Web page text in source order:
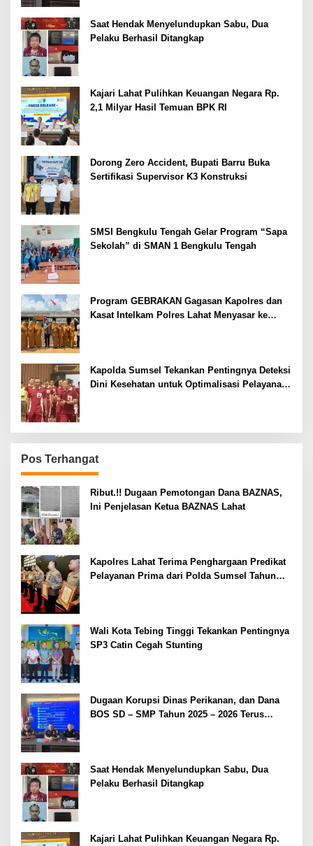
Saat Hendak Menyelundupkan Sabu, Dua
Pelaku Berhasil Ditangkap
Kajari Lahat Pulihkan Keuangan Negara Rp.
2,1 Milyar Hasil Temuan BPK RI
Dorong Zero Accident, Bupati Barru Buka
Sertifikasi Supervisor K3 Konstruksi
SMSI Bengkulu Tengah Gelar Program “Sapa
Sekolah” di SMAN 1 Bengkulu Tengah
Program GEBRAKAN Gagasan Kapolres dan
Kasat Intelkam Polres Lahat Menyasar ke
Kapolda Sumsel Tekankan Pentingnya Deteksi
Dini Kesehatan untuk Optimalisasi Pelayanan
Pos Terhangat
Ribut.!! Dugaan Pemotongan Dana BAZNAS,
Ini Penjelasan Ketua BAZNAS Lahat
Kapolres Lahat Terima Penghargaan Predikat
Pelayanan Prima dari Polda Sumsel Tahun
Wali Kota Tebing Tinggi Tekankan Pentingnya
SP3 Catin Cegah Stunting
Dugaan Korupsi Dinas Perikanan, dan Dana
BOS SD – SMP Tahun 2025 – 2026 Terus
Saat Hendak Menyelundupkan Sabu, Dua
Pelaku Berhasil Ditangkap
Kajari Lahat Pulihkan Keuangan Negara Rp.